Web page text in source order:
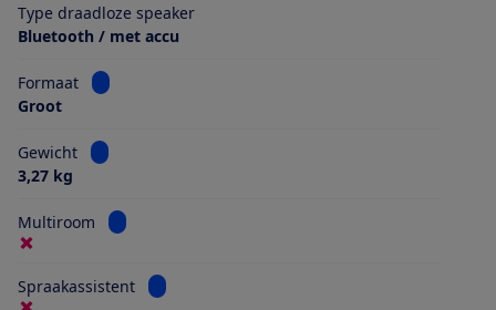
Type draadloze speaker
Bluetooth / met accu
Formaat
Bekijk informatie voor Formaat
Groot
Gewicht
Bekijk informatie voor Gewicht
3,27 kg
Multiroom Bekijk informatie voor Multiroom
Spraakassistent Bekijk informatie voor Spraakassistent